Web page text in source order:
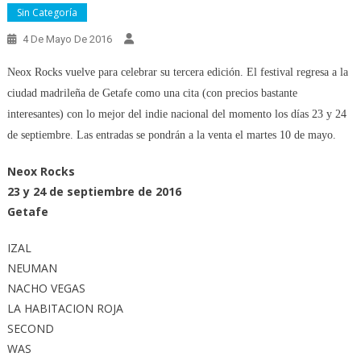
Sin Categoría
4 De Mayo De 2016
Neox Rocks vuelve para celebrar su tercera edición. El festival regresa a la
ciudad madrileña de Getafe como una cita (con precios bastante
interesantes) con lo mejor del indie nacional del momento los días 23 y 24
de septiembre. Las entradas se pondrán a la venta el martes 10 de mayo.
Neox Rocks
23 y 24 de septiembre de 2016
Getafe
IZAL
NEUMAN
NACHO VEGAS
LA HABITACION ROJA
SECOND
WAS